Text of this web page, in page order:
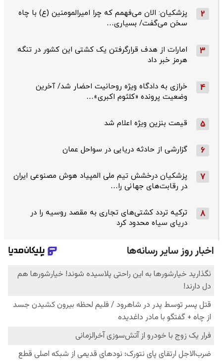
2
پزشکیان: الان می‌فهمم که چرا امیرالمومنین (ع) با چاه
سخن می‌گفت/ بسیاری…
3
امارات از هدف قرارگرفتن یک کشتی این کشور در تنگه
هرمز خبر داد
4
خرازی به دادگاه ویژه روحانیت احضار شد/ آخرین
وضعیت پرونده «کلثوم اکبری»…
5 قیمت بنزین ویژه اعلام شد
6 گزارشی از حادثه دریایی در سواحل عمان
7
پزشکیان درخشش تیم ملی المپیاد هوش مصنوعی ایران
در رقابت‌های جهانی را…
8
ترکیه تردد کشتی‌های تجاری به مقصد روسیه را در
دریای سیاه محدود کرد